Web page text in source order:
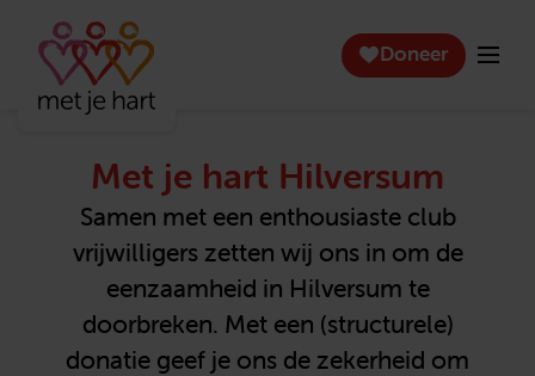
Doneer
Met je hart Hilversum
Samen met een enthousiaste club
vrijwilligers zetten wij ons in om de
eenzaamheid in Hilversum te
doorbreken. Met een (structurele)
donatie geef je ons de zekerheid om